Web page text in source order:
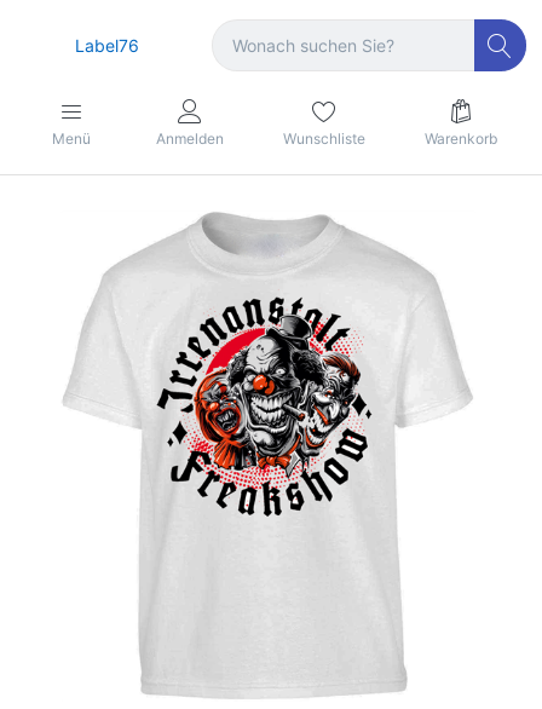
Label76
Menü Anmelden Wunschliste Warenkorb